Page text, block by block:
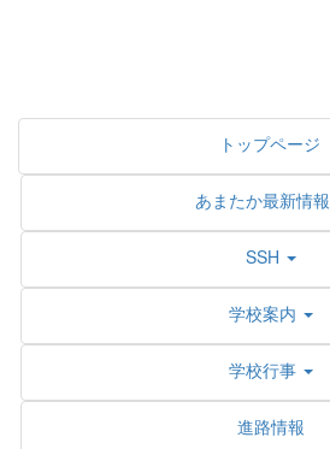
トップページ
あまたか最新情報
SSH
学校案内
学校行事
進路情報